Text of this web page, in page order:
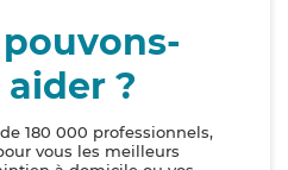
?
180 000 professionnels,
vous les meilleurs